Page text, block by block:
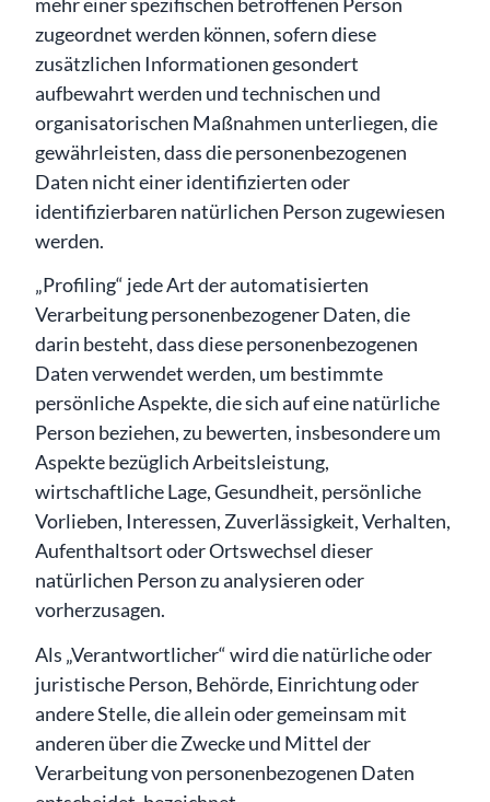
zugeordnet werden können, sofern diese
zusätzlichen Informationen gesondert
aufbewahrt werden und technischen und
organisatorischen Maßnahmen unterliegen, die
gewährleisten, dass die personenbezogenen
Daten nicht einer identifizierten oder
identifizierbaren natürlichen Person zugewiesen
werden.
„Profiling“ jede Art der automatisierten
Verarbeitung personenbezogener Daten, die
darin besteht, dass diese personenbezogenen
Daten verwendet werden, um bestimmte
persönliche Aspekte, die sich auf eine natürliche
Person beziehen, zu bewerten, insbesondere um
Aspekte bezüglich Arbeitsleistung,
wirtschaftliche Lage, Gesundheit, persönliche
Vorlieben, Interessen, Zuverlässigkeit, Verhalten,
Aufenthaltsort oder Ortswechsel dieser
natürlichen Person zu analysieren oder
vorherzusagen.
Als „Verantwortlicher“ wird die natürliche oder
juristische Person, Behörde, Einrichtung oder
andere Stelle, die allein oder gemeinsam mit
anderen über die Zwecke und Mittel der
Verarbeitung von personenbezogenen Daten